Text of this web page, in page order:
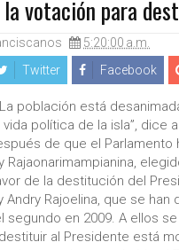
la votación para
5:20:00 a.m.
Twitter Facebook
población está
política de la isla”, dice
de que el
Rajaonarimampianina,
de la destitución del
Andry Rajoelina, que se
segundo en 2009. A ellos
al Presidente está